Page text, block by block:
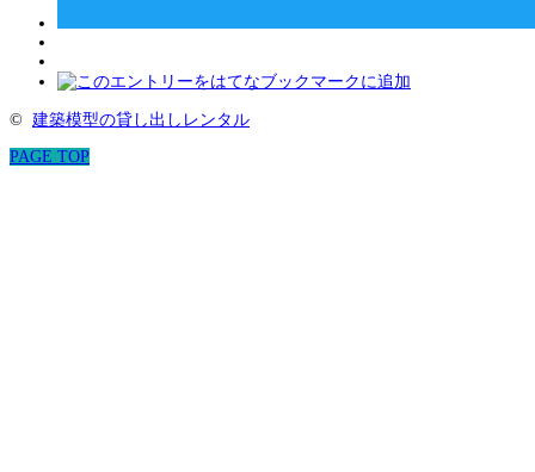
© 建築模型の貸し出しレンタル
PAGE TOP